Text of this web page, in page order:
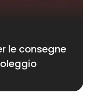
le consegne